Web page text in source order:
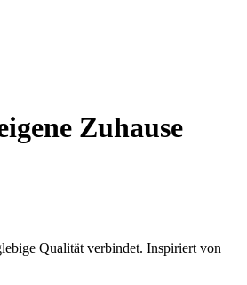
Zuhause
Qualität verbindet. Inspiriert von